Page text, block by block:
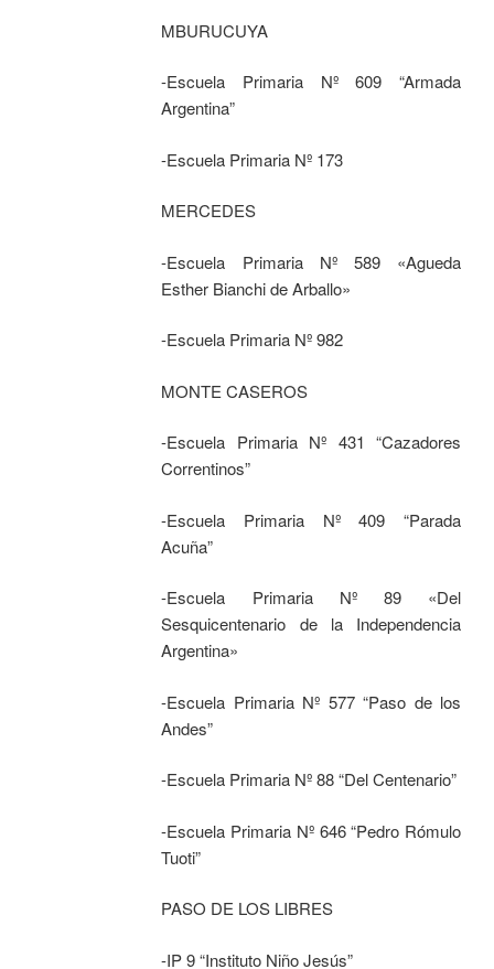
MBURUCUYA
-Escuela Primaria Nº 609 “Armada
Argentina”
-Escuela Primaria Nº 173
MERCEDES
-Escuela Primaria Nº 589 «Agueda
Esther Bianchi de Arballo»
-Escuela Primaria Nº 982
MONTE CASEROS
-Escuela Primaria Nº 431 “Cazadores
Correntinos”
-Escuela Primaria Nº 409 “Parada
Acuña”
-Escuela Primaria Nº 89 «Del
Sesquicentenario de la Independencia
Argentina»
-Escuela Primaria Nº 577 “Paso de los
Andes”
-Escuela Primaria Nº 88 “Del Centenario”
-Escuela Primaria Nº 646 “Pedro Rómulo
Tuoti”
PASO DE LOS LIBRES
-IP 9 “Instituto Niño Jesús”